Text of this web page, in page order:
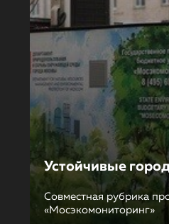
Устойчивые
Совместная рубрика
«Мосэкомониторинг»